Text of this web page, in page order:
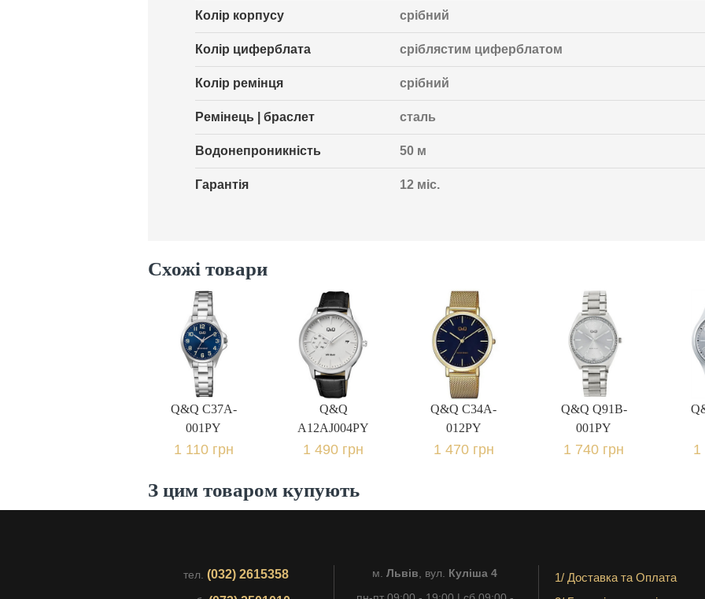
Колір корпусу срібний
Колір циферблата сріблястим циферблатом
Колір ремінця срібний
Ремінець | браслет сталь
Водонепроникність 50 м
Гарантія 12 міс.
Схожі товари
Q&Q C37A-
001PY
1 110 грн.
Q&Q C37A-
001PY
1 110 грн
Q&Q
A12AJ004PY
1 490 грн.
Q&Q
A12AJ004PY
1 490 грн
Q&Q C34A-
012PY
1 470 грн.
Q&Q C34A-
012PY
1 470 грн
Q&Q Q91B-
001PY
1 740 грн.
Q&Q Q91B-
001PY
1 740 грн 1
З цим товаром купують
тел. (032) 2615358 м. Львів, вул. Куліша 4
1/ Доставка та Оплата